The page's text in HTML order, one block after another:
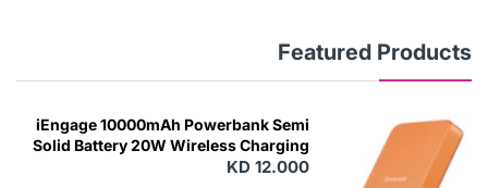
Featured Products
iEngage 10000mAh Powerbank Semi
Solid Battery 20W Wireless Charging
KD 12.000